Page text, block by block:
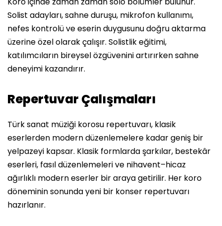
Solist adayları, sahne duruşu, mikrofon kullanımı,
nefes kontrolü ve eserin duygusunu doğru aktarma
üzerine özel olarak çalışır. Solistlik eğitimi,
katılımcıların bireysel özgüvenini artırırken sahne
deneyimi kazandırır.
Repertuvar Çalışmaları
Türk sanat müziği korosu repertuvarı, klasik
eserlerden modern düzenlemelere kadar geniş bir
yelpazeyi kapsar. Klasik formlarda şarkılar, bestekâr
eserleri, fasıl düzenlemeleri ve nihavent–hicaz
ağırlıklı modern eserler bir araya getirilir. Her koro
döneminin sonunda yeni bir konser repertuvarı
hazırlanır.